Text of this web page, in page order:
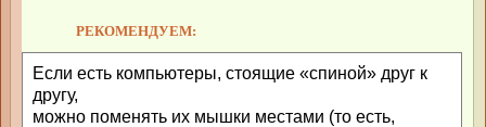
РЕКОМЕНДУЕМ:
Если есть компьютеры, стоящие «спиной» друг к
другу,
можно поменять их мышки местами (то есть,